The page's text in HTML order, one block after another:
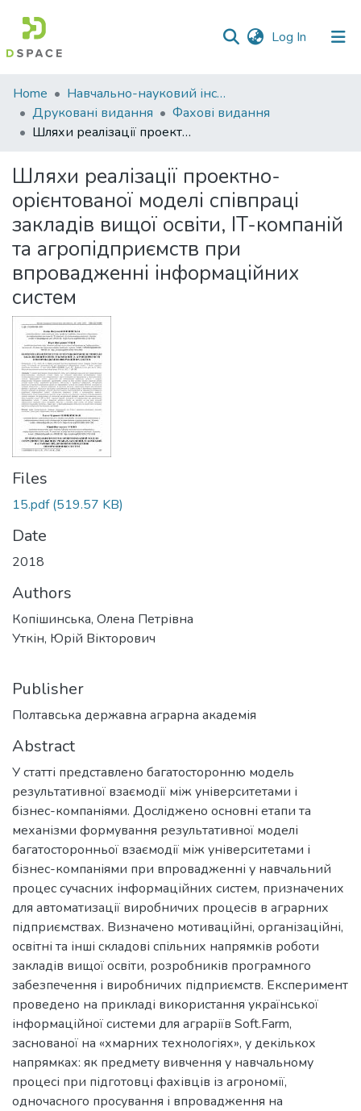
Log In (current)
Communities
&
Collections
Statistics
Home
Навчально-науковий інститут економіки, управління, права та інформаційних технологій
Друковані видання
Фахові видання
Шляхи реалізації проектно-орієнтованої моделі співпраці закладів вищої освіти, IT-компаній та агропідприємств при впровадженні інформаційних систем
Шляхи реалізації проектно-
орієнтованої моделі співпраці
закладів вищої освіти, IT-компаній
та агропідприємств при
впровадженні інформаційних
систем
Files
15.pdf(519.57 KB)
Date
2018
Authors
Копішинська, Олена Петрівна
Уткін, Юрій Вікторович
Publisher
Полтавська державна аграрна академія
Abstract
У статті представлено багатосторонню модель
результативної взаємодії між університетами і
бізнес-компаніями. Досліджено основні етапи та
механізми формування результативної моделі
багатосторонньої взаємодії між університетами і
бізнес-компаніями при впровадженні у навчальний
процес сучасних інформаційних систем, призначених
для автоматизації виробничих процесів в аграрних
підприємствах. Визначено мотиваційні, організаційні,
освітні та інші складові спільних напрямків роботи
закладів вищої освіти, розробників програмного
забезпечення і виробничих підприємств. Експеримент
проведено на прикладі використання української
інформаційної системи для аграріїв Soft.Farm,
заснованої на «хмарних технологіях», у декількох
напрямках: як предмету вивчення у навчальному
процесі при підготовці фахівців із агрономії,
одночасного просування і впровадження на